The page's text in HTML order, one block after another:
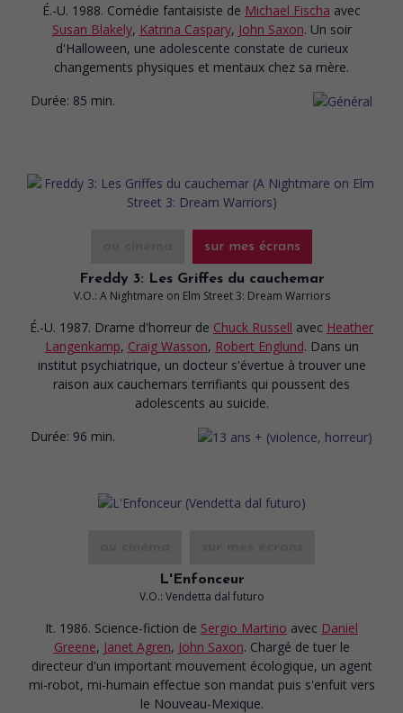
É.-U. 1988. Comédie fantaisiste de Michael Fischa avec
Susan Blakely, Katrina Caspary, John Saxon. Un soir
d'Halloween, une adolescente constate de curieux
changements physiques et mentaux chez sa mère.
Durée: 85 min.
sur mes écrans
Freddy 3: Les Griffes du cauchemar
V.O.: A Nightmare on Elm Street 3: Dream Warriors
É.-U. 1987. Drame d'horreur de Chuck Russell avec Heather
Langenkamp, Craig Wasson, Robert Englund. Dans un
institut psychiatrique, un docteur s'évertue à trouver une
raison aux cauchemars terrifiants qui poussent des
adolescents au suicide.
Durée: 96 min.
L'Enfonceur
V.O.: Vendetta dal futuro
It. 1986. Science-fiction de Sergio Martino avec Daniel
Greene, Janet Agren, John Saxon. Chargé de tuer le
directeur d'un important mouvement écologique, un agent
mi-robot, mi-humain effectue son mandat puis s'enfuit vers
le Nouveau-Mexique.